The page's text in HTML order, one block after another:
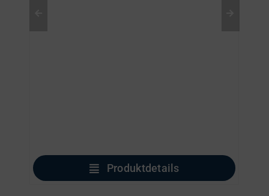
Produktdetails